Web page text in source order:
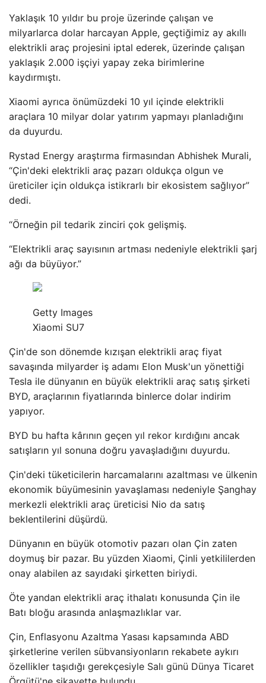
Yaklaşık 10 yıldır bu proje üzerinde çalışan ve
milyarlarca dolar harcayan Apple, geçtiğimiz ay akıllı
elektrikli araç projesini iptal ederek, üzerinde çalışan
yaklaşık 2.000 işçiyi yapay zeka birimlerine
kaydırmıştı.
Xiaomi ayrıca önümüzdeki 10 yıl içinde elektrikli
araçlara 10 milyar dolar yatırım yapmayı planladığını
da duyurdu.
Rystad Energy araştırma firmasından Abhishek Murali,
“Çin'deki elektrikli araç pazarı oldukça olgun ve
üreticiler için oldukça istikrarlı bir ekosistem sağlıyor”
dedi.
“Örneğin pil tedarik zinciri çok gelişmiş.
“Elektrikli araç sayısının artması nedeniyle elektrikli şarj
ağı da büyüyor.”
Getty Images
Xiaomi SU7
Çin'de son dönemde kızışan elektrikli araç fiyat
savaşında milyarder iş adamı Elon Musk'un yönettiği
Tesla ile dünyanın en büyük elektrikli araç satış şirketi
BYD, araçlarının fiyatlarında binlerce dolar indirim
yapıyor.
BYD bu hafta kârının geçen yıl rekor kırdığını ancak
satışların yıl sonuna doğru yavaşladığını duyurdu.
Çin'deki tüketicilerin harcamalarını azaltması ve ülkenin
ekonomik büyümesinin yavaşlaması nedeniyle Şanghay
merkezli elektrikli araç üreticisi Nio da satış
beklentilerini düşürdü.
Dünyanın en büyük otomotiv pazarı olan Çin zaten
doymuş bir pazar. Bu yüzden Xiaomi, Çinli yetkililerden
onay alabilen az sayıdaki şirketten biriydi.
Öte yandan elektrikli araç ithalatı konusunda Çin ile
Batı bloğu arasında anlaşmazlıklar var.
Çin, Enflasyonu Azaltma Yasası kapsamında ABD
şirketlerine verilen sübvansiyonların rekabete aykırı
özellikler taşıdığı gerekçesiyle Salı günü Dünya Ticaret